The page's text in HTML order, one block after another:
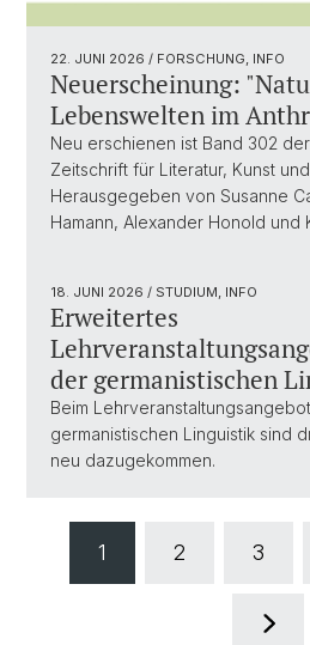
22. JUNI 2026 / FORSCHUNG, INFO
Neuerscheinung:
Lebenswelten im
Neu erschienen ist Band 302
Zeitschrift für Literatur, Kunst
Herausgegeben von Susanne
Hamann, Alexander Honold und
18. JUNI 2026 / STUDIUM, INFO
Erweitertes
der germanistischen
Beim
germanistischen Linguistik sind
neu dazugekommen.
1 2 3